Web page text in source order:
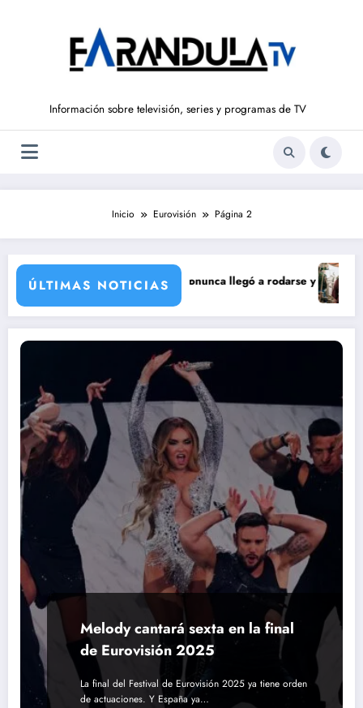
Información sobre televisión, series y programas de TV
Inicio Eurovisión Página 2
ÚLTIMAS NOTICIAS
de María Castro
Ordóñez que nunca llegó a rodarse y que convertía a Isabel
‘Sandokán’
Melody cantará sexta en la final
de Eurovisión 2025
La final del Festival de Eurovisión 2025 ya tiene orden
de actuaciones. Y España ya…